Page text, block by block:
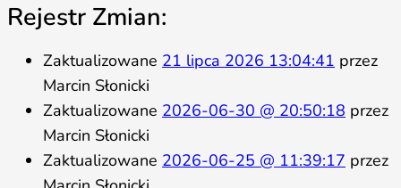
Rejestr Zmian:
Zaktualizowane 21 lipca 2026 13:04:41 przez
Marcin Słonicki
Zaktualizowane 2026-06-30 @ 20:50:18 przez
Marcin Słonicki
Zaktualizowane 2026-06-25 @ 11:39:17 przez